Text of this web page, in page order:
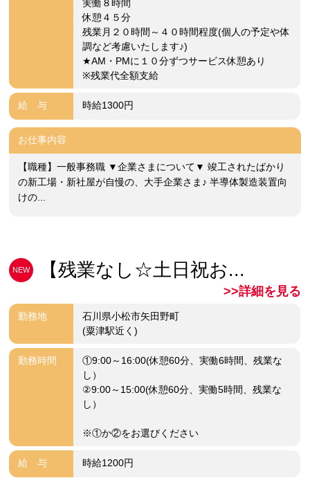
実働８時間
休憩４５分
残業月２０時間～４０時間程度(個人の予定や体
調など考慮いたします♪)
★AM・PMに１０分ずつサービス休憩あり
※残業代全額支給
給 与 時給1300円
お仕事内容
【職種】一般事務職 ▼企業さまについて▼ 竣工されたばかり
の新工場・新社屋が自慢の、大手企業さま♪ 半導体製造装置向
けの...
NEW 【残業なし☆土日祝お...
>>詳細を見る
勤務地
石川県小松市矢田野町
(粟津駅近く)
勤務時間
①9:00～16:00(休憩60分、実働6時間、残業な
し）
②9:00～15:00(休憩60分、実働5時間、残業な
し）
※①か②をお選びください
給 与 時給1200円